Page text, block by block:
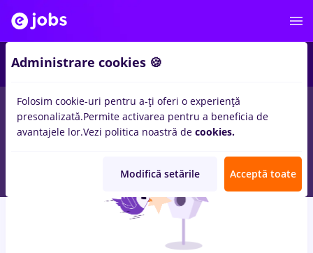
locuri de muncaconectys, Part time inBucuresti
experientainTransport / Distributie, IT / Telecom
Administrare cookies 🍪
Folosim cookie-uri pentru a-ți oferi o experiență
presonalizată.Permite activarea pentru a beneficia de
avantajele lor.Vezi politica noastră de cookies.
Modifică setările Acceptă toate